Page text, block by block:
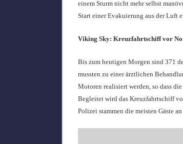
einem Sturm nicht mehr selbst
Start einer Evakuierung aus der Luft
Viking Sky: Kreuzfahrtschiff vor
Bis zum heutigen Morgen sind 371
mussten zu einer ärztlichen
Motoren realisiert werden, so dass
Begleitet wird das Kreuzfahrtschiff
Polizei stammen die meisten Gäste